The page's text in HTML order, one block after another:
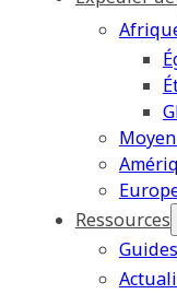
Ressources
Guides